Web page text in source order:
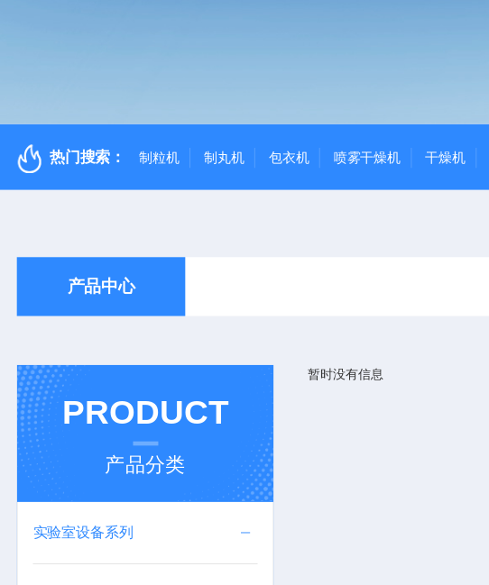
热门搜索： 制粒机 制丸机 包衣机 喷雾干燥机 干燥机
产品中心
PRODUCT
产品分类
实验室设备系列
暂时没有信息